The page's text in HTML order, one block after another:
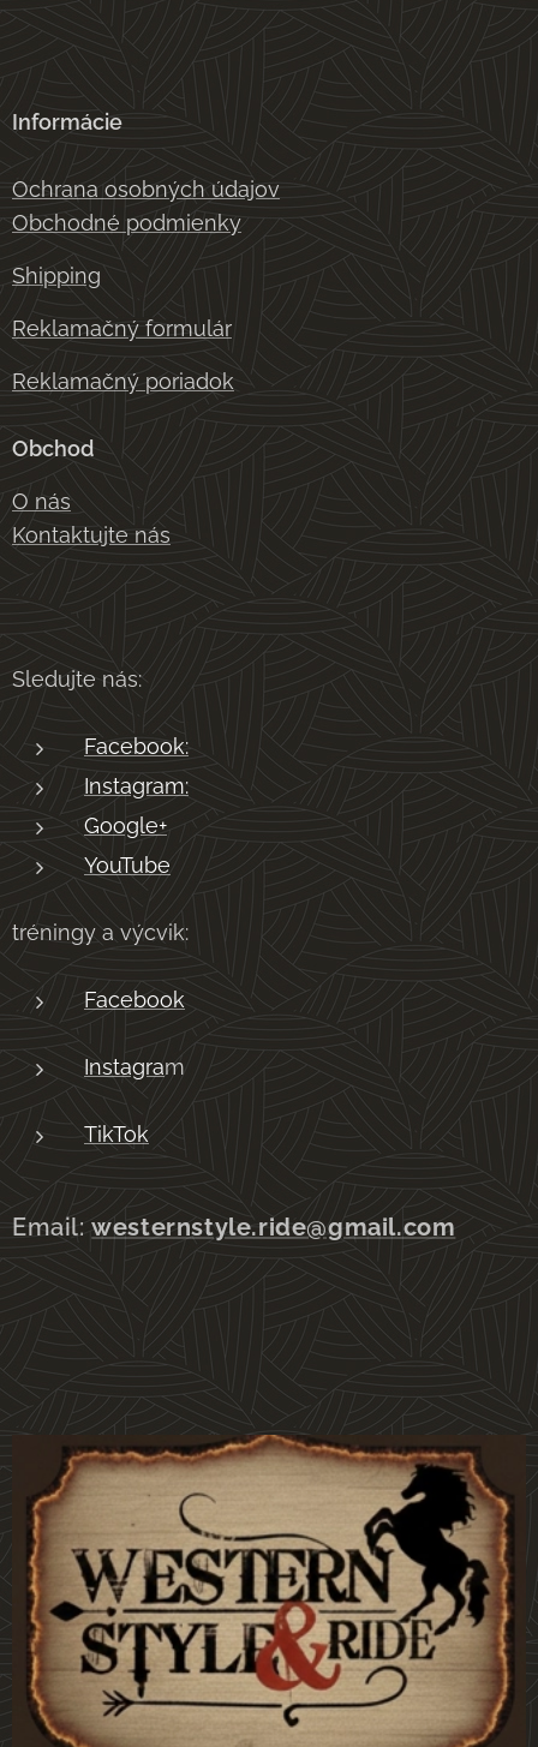
Informácie
Ochrana osobných údajov
Obchodné podmienky
Shipping
Reklamačný formulár
Reklamačný poriadok
Obchod
O nás
Kontaktujte nás
Sledujte nás:
Facebook:
Instagram:
Google+
YouTube
tréningy a výcvik:
Facebook
Instagram
TikTok
Email:westernstyle.ride@gmail.com